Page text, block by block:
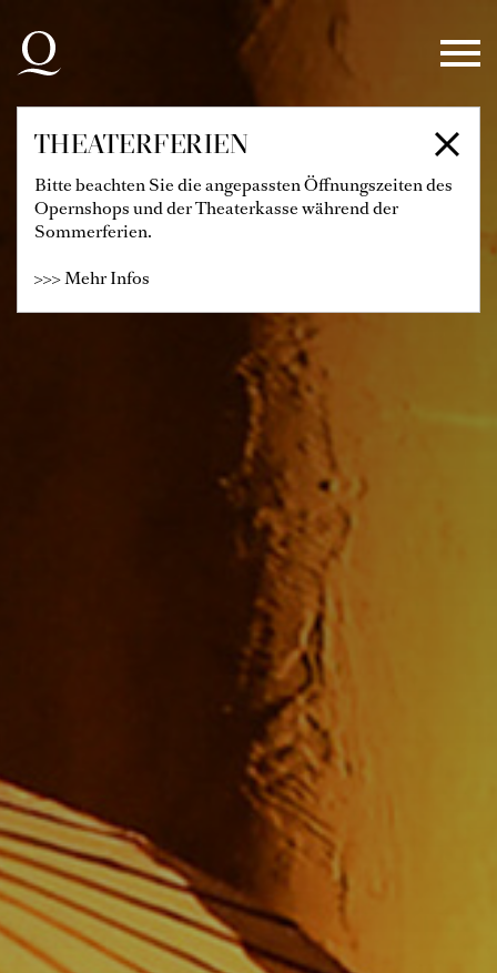
Zur Hauptnavigation springen
Zum Hauptinhalt springen
Zum Footer springen
THEATERFERIEN
Bitte beachten Sie die angepassten Öffnungszeiten des
Opernshops und der Theaterkasse während der
Sommerferien.
>>> Mehr Infos